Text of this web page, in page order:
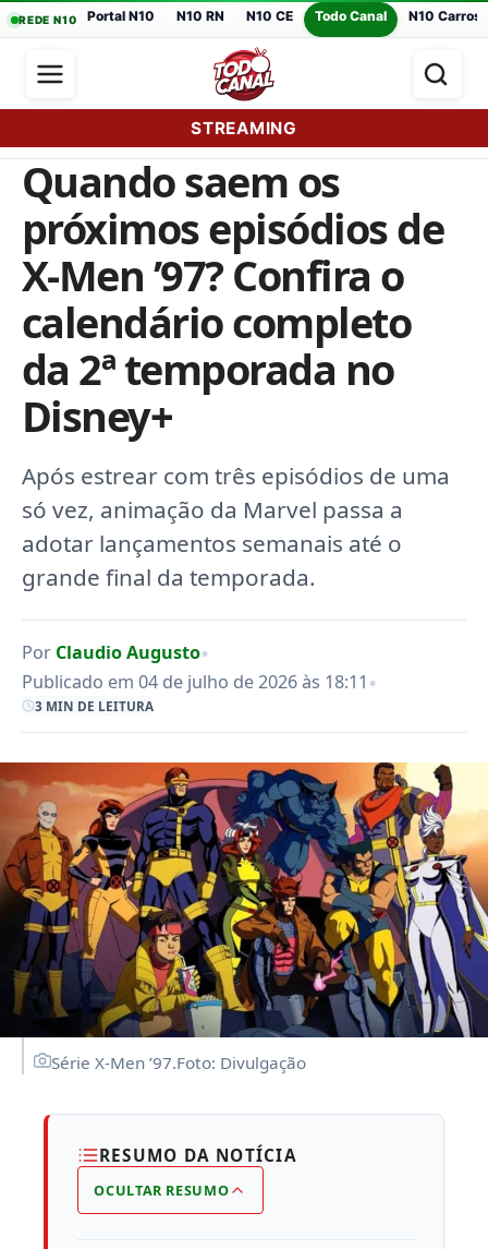
REDE N10 Portal N10 N10 RN N10 CE Todo Canal N10 Carros
STREAMING
Quando saem os
próximos episódios de
X-Men ’97? Confira o
calendário completo
da 2ª temporada no
Disney+
Após estrear com três episódios de uma
só vez, animação da Marvel passa a
adotar lançamentos semanais até o
grande final da temporada.
Por Claudio Augusto•
Publicado em 04 de julho de 2026 às 18:11 •
3 MIN DE LEITURA
Série X-Men ’97.Foto: Divulgação
RESUMO DA NOTÍCIA
OCULTAR RESUMO